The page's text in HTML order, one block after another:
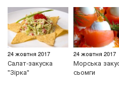
24 жовтня 2017
Салат-закуска
"Зірка"
24 жовтня 2017
Морська
сьомги